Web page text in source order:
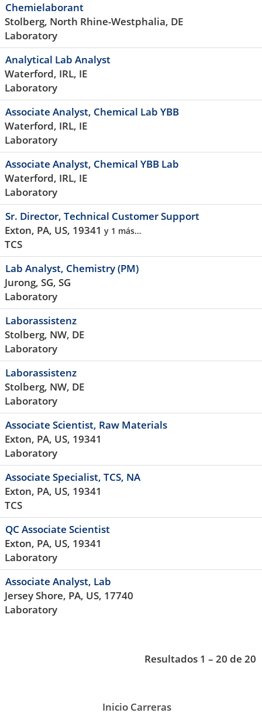
Chemielaborant
Stolberg, North Rhine-Westphalia, DE
Laboratory
Analytical Lab Analyst
Waterford, IRL, IE
Laboratory
Associate Analyst, Chemical Lab YBB
Waterford, IRL, IE
Laboratory
Associate Analyst, Chemical YBB Lab
Waterford, IRL, IE
Laboratory
Sr. Director, Technical Customer Support
Exton, PA, US, 19341 y 1 más…
TCS
Lab Analyst, Chemistry (PM)
Jurong, SG, SG
Laboratory
Laborassistenz
Stolberg, NW, DE
Laboratory
Laborassistenz
Stolberg, NW, DE
Laboratory
Associate Scientist, Raw Materials
Exton, PA, US, 19341
Laboratory
Associate Specialist, TCS, NA
Exton, PA, US, 19341
TCS
QC Associate Scientist
Exton, PA, US, 19341
Laboratory
Associate Analyst, Lab
Jersey Shore, PA, US, 17740
Laboratory
Resultados 1 – 20 de 20
Inicio Carreras